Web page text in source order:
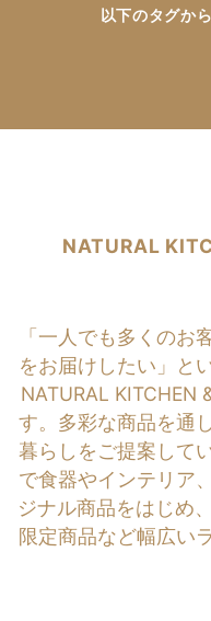
以下のタグか
NATURAL
「一人でも多くのお
をお届けしたい」と
NATURAL KITCHEN
す。多彩な商品を通
暮らしをご提案して
で食器やインテリア
ジナル商品をはじめ
限定商品など幅広い